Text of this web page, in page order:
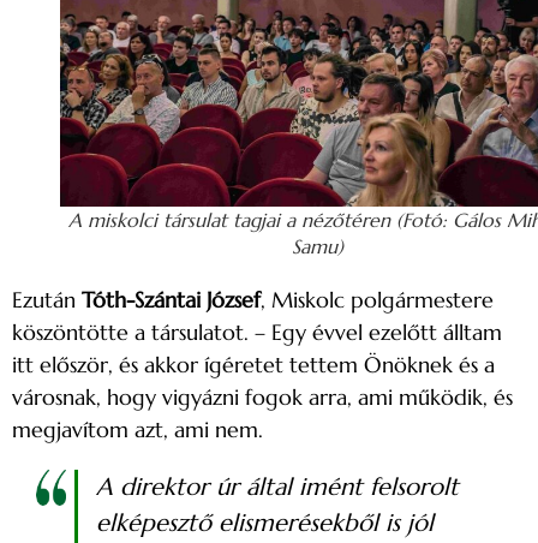
A miskolci társulat tagjai a nézőtéren (Fotó: Gálos
Samu)
Ezután Tóth-Szántai József, Miskolc polgármestere
köszöntötte a társulatot. – Egy évvel ezelőtt álltam
itt először, és akkor ígéretet tettem Önöknek és a
városnak, hogy vigyázni fogok arra, ami működik, és
megjavítom azt, ami nem.
A direktor úr által imént felsorolt
elképesztő elismerésekből is jól